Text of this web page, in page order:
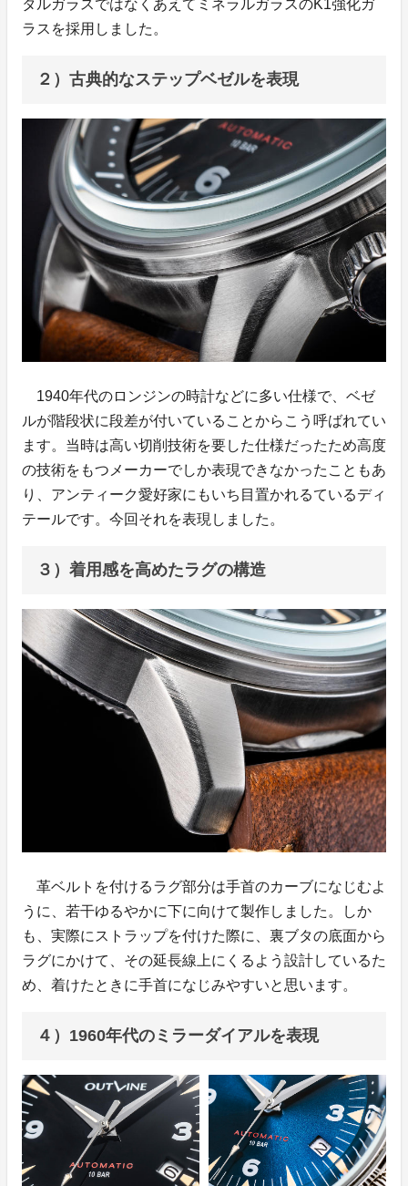
タルガラスではなくあえてミネラルガラスのK1強化ガ
ラスを採用しました。
２）古典的なステップベゼルを表現
1940年代のロンジンの時計などに多い仕様で、ベゼ
ルが階段状に段差が付いていることからこう呼ばれてい
ます。当時は高い切削技術を要した仕様だったため高度
の技術をもつメーカーでしか表現できなかったこともあ
り、アンティーク愛好家にもいち目置かれるているディ
テールです。今回それを表現しました。
３）着用感を高めたラグの構造
革ベルトを付けるラグ部分は手首のカーブになじむよ
うに、若干ゆるやかに下に向けて製作しました。しか
も、実際にストラップを付けた際に、裏ブタの底面から
ラグにかけて、その延長線上にくるよう設計しているた
め、着けたときに手首になじみやすいと思います。
４）1960年代のミラーダイアルを表現